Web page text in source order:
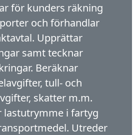
för kunders räkning
och förhandlar
Upprättar
samt tecknar
Beräknar
tull- och
skatter m.m.
lastutrymme i fartyg
Utreder